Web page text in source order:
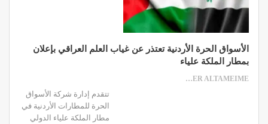
الأسواق الحرة الأردنية تعتذر عن غياب العلم العراقي بإعلان
بمطار الملكة علياء
SAMER ALTAMEIME
تتقدم إدارة شركة الأسواق
الحرة للمطارات الأردنية في
مطار الملكة علياء الدولي